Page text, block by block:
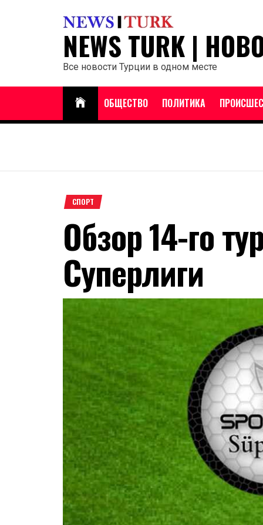
NEWS TURK |
Все новости Турции в одном месте
ОБЩЕСТВО ПОЛИТИКА
СПОРТ
Обзор 14-го
Суперлиги